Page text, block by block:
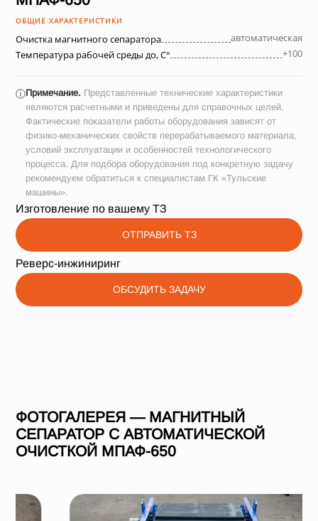
ОБЩИЕ ХАРАКТЕРИСТИКИ
Очистка магнитного сепаратора
автоматическая
Температура рабочей среды до, С°
+100
ⓘПримечание. Представленные технические характеристики
являются расчетными и приведены для справочных целей.
Фактические показатели работы оборудования зависят от
физико-механических свойств перерабатываемого материала,
условий эксплуатации и особенностей технологического
процесса. Для подбора оборудования под конкретную задачу
рекомендуем обратиться к специалистам ГК «Тульские
машины».
Изготовление по вашему ТЗ
ОТПРАВИТЬ ТЗ
Реверс-инжиниринг
ОБСУДИТЬ ЗАДАЧУ
ФОТОГАЛЕРЕЯ — МАГНИТНЫЙ
СЕПАРАТОР С АВТОМАТИЧЕСКОЙ
ОЧИСТКОЙ МПАФ-650